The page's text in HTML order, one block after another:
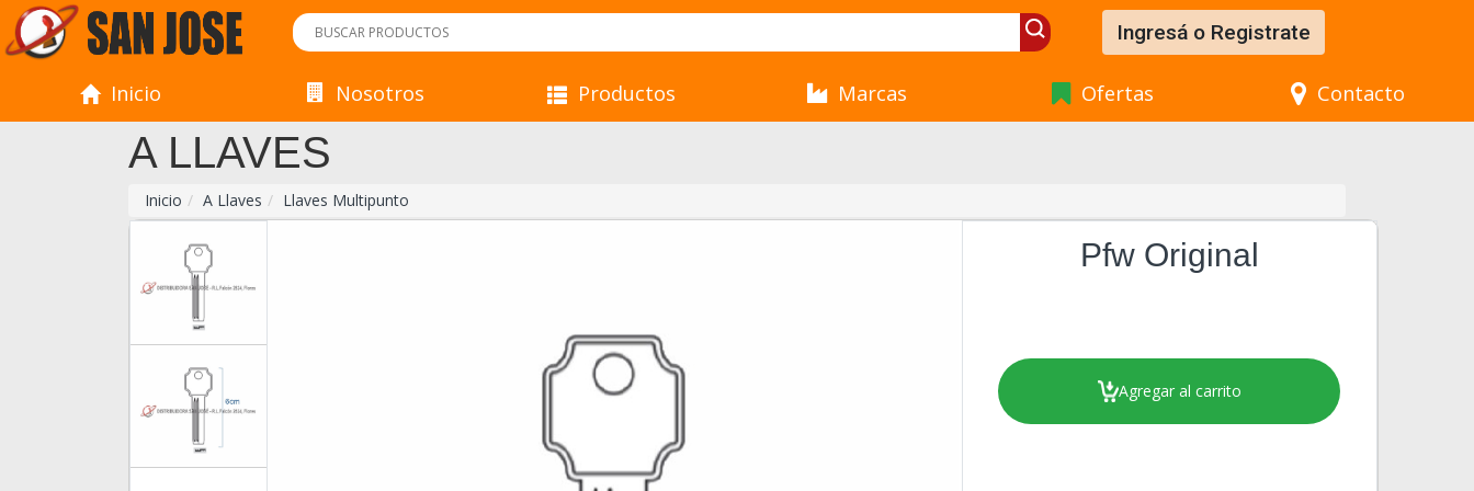
Ingresá o Registrate
Inicio Nosotros Productos Marcas Ofertas Contacto
A LLAVES
Inicio A Llaves Llaves Multipunto
Pfw Original
Agregar al carrito